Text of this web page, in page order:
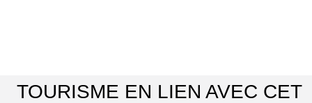
TOURISME EN LIEN AVEC CET